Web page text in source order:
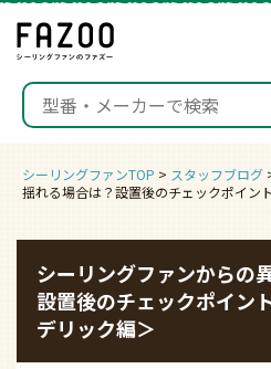
シーリングファンTOP > スタッフブログ
揺れる場合は？設置後のチェックポイン
シーリングファンからの
設置後のチェックポイン
デリック編＞